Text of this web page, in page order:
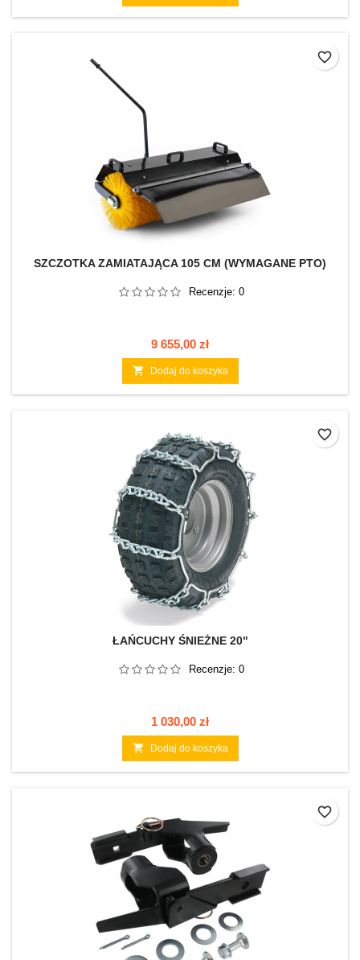
SZCZOTKA ZAMIATAJĄCA 105 CM (WYMAGANE PTO)
Recenzje: 0
Cena
9 655,00 zł
 Dodaj do koszyka
favorite_border
ŁAŃCUCHY ŚNIEŻNE 20"
Recenzje: 0
Cena
1 030,00 zł
 Dodaj do koszyka
favorite_border
favorite_border